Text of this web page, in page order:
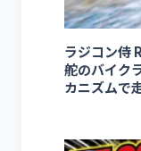
ラジコン侍
舵のバイク
カニズムで